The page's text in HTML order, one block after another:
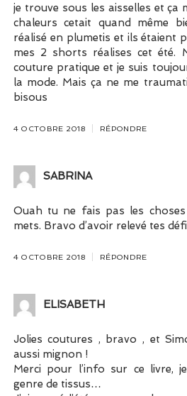
je trouve sous les aisselles et ça
chaleurs cetait quand même
réalisé en plumetis et ils étaient
mes 2 shorts réalises cet été.
couture pratique et je suis
la mode. Mais ça ne me
bisous
4 OCTOBRE 2018 RÉPONDRE
SABRINA
Ouah tu ne fais pas les
mets. Bravo d’avoir relevé tes
4 OCTOBRE 2018 RÉPONDRE
ELISABETH
Jolies coutures , bravo , et
aussi mignon !
Merci pour l’info sur ce livre,
genre de tissus…